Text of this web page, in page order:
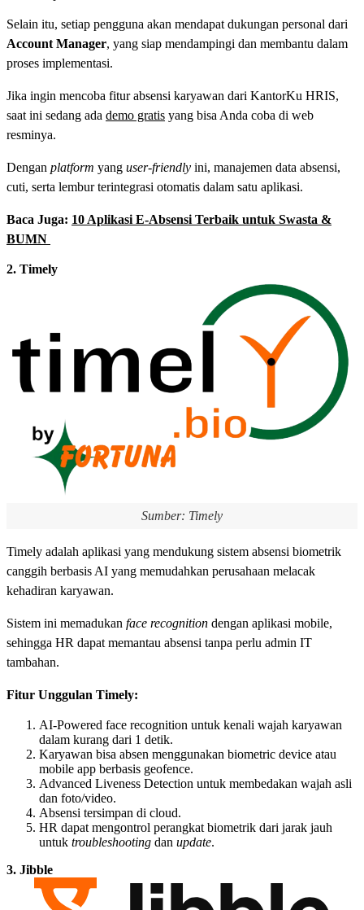
Selain itu, setiap pengguna akan mendapat dukungan personal dari
Account Manager, yang siap mendampingi dan membantu dalam
proses implementasi.
Jika ingin mencoba fitur absensi karyawan dari KantorKu HRIS,
saat ini sedang ada demo gratis yang bisa Anda coba di web
resminya.
Dengan platform yang user-friendly ini, manajemen data absensi,
cuti, serta lembur terintegrasi otomatis dalam satu aplikasi.
Baca Juga: 10 Aplikasi E-Absensi Terbaik untuk Swasta &
BUMN
2. Timely
Sumber: Timely
Timely adalah aplikasi yang mendukung sistem absensi biometrik
canggih berbasis AI yang memudahkan perusahaan melacak
kehadiran karyawan.
Sistem ini memadukan face recognition dengan aplikasi mobile,
sehingga HR dapat memantau absensi tanpa perlu admin IT
tambahan.
Fitur Unggulan Timely:
AI-Powered face recognition untuk kenali wajah karyawan
dalam kurang dari 1 detik.
Karyawan bisa absen menggunakan biometric device atau
mobile app berbasis geofence.
Advanced Liveness Detection untuk membedakan wajah asli
dan foto/video.
Absensi tersimpan di cloud.
HR dapat mengontrol perangkat biometrik dari jarak jauh
untuk troubleshooting dan update.
3. Jibble